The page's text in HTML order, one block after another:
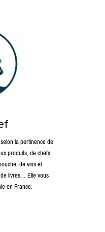
la pertinence de
produits, de chefs,
de vins et
livres… Elle vous
en France.